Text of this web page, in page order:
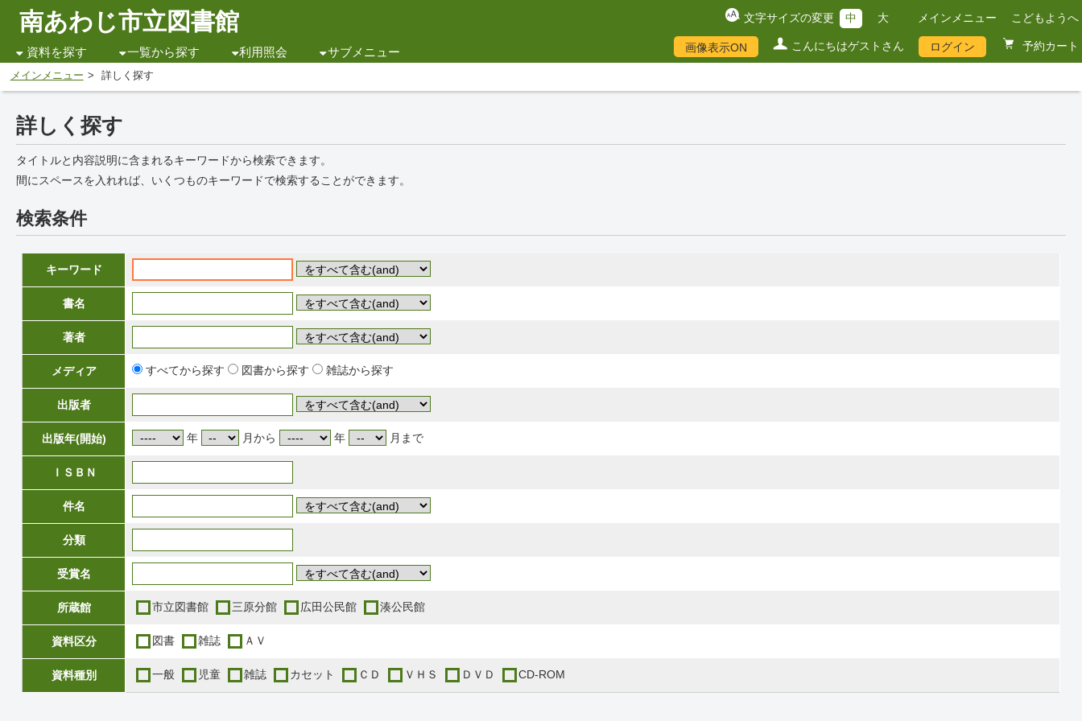
南あわじ市立図書館
資料を探す 一覧から探す 利用照会 サブメニュー
文字サイズの変更 中 大 メインメニュー こどもようへ
画像表示ON こんにちはゲストさん ログイン 予約カート
メインメニュー 詳しく探す
詳しく探す
タイトルと内容説明に含まれるキーワードから検索できます。
間にスペースを入れれば、いくつものキーワードで検索することができます。
検索条件
キーワード
書名
著者
メディア すべてから探す 図書から探す 雑誌から探す
出版者
出版年(開始) 年 月から 年 月まで
ＩＳＢＮ
件名
分類
受賞名
所蔵館 市立図書館 三原分館 広田公民館 湊公民館
資料区分 図書 雑誌 ＡＶ
資料種別 一般 児童 雑誌 カセット ＣＤ ＶＨＳ ＤＶＤ CD-ROM